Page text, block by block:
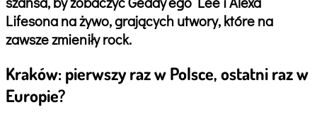
Lifesona na żywo, grających utwory, które na
zawsze zmieniły rock.
Kraków: pierwszy raz w Polsce, ostatni raz w
Europie?